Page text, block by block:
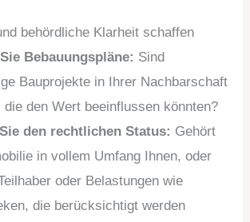
behördliche Klarheit schaffen
Bebauungspläne: Sind
Bauprojekte in Ihrer Nachbarschaft
die den Wert beeinflussen könnten?
den rechtlichen Status: Gehört
in vollem Umfang Ihnen, oder
oder Belastungen wie
die berücksichtigt werden